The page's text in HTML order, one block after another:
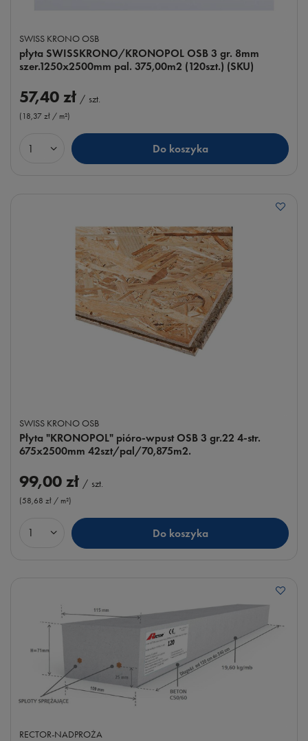
SWISS KRONO OSB
płyta SWISSKRONO/KRONOPOL OSB 3 gr. 8mm
szer.1250x2500mm pal. 375,00m2 (120szt.) (SKU)
57,40 zł / szt.
(18,37 zł / m²)
Ilość produktów Do koszyka
SWISS KRONO OSB
Płyta "KRONOPOL" pióro-wpust OSB 3 gr.22 4-str.
675x2500mm 42szt/pal/70,875m2.
99,00 zł / szt.
(58,68 zł / m²)
Ilość produktów Do koszyka
RECTOR-NADPROŻA